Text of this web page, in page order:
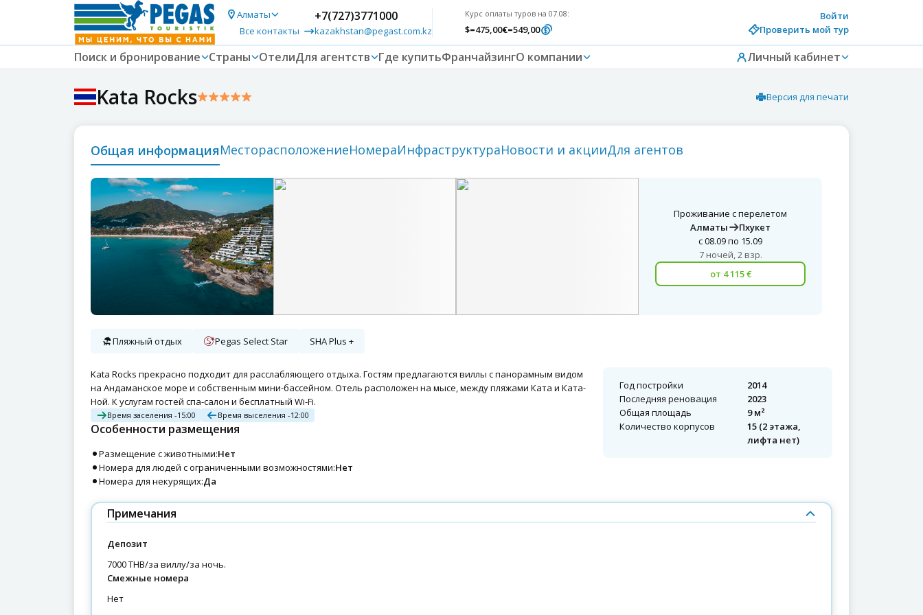
Алматы
Все контакты
+7(727)3771000
kazakhstan@pegast.com.kz
Курс оплаты туров на 07.08:
$=475,00€=549,00
Войти
Проверить мой тур
Поиск и бронирование Страны ОтелиДля агентств Где купитьФранчайзингО компании Личный кабинет
Kata Rocks Версия для печати
общая информация месторасположение номера инфраструктура новости и акции для агентов
Проживание с перелетом
Алматы
Пхукет
с 08.09 по 15.09
7 ночей, 2 взр.
от 4 115 €
Пляжный отдых Pegas Select Star SHA Plus +
Kata Rocks прекрасно подходит для расслабляющего отдыха. Гостям предлагаются виллы с панорамным видом
на Андаманское море и собственным мини-бассейном. Отель расположен на мысе, между пляжами Ката и Ката-
Ной. К услугам гостей спа-салон и бесплатный Wi-Fi.
Время заселения -15:00 Время выселения -12:00
Особенности размещения
Размещение с животными:Нет
Номера для людей с ограниченными возможностями:Нет
Номера для некурящих:Да
Год постройки
2014
Последняя реновация
2023
Общая площадь
9 м²
Количество корпусов
15 (2 этажа,
лифта нет)
Примечания
Депозит
7000 THB/за виллу/за ночь.
Смежные номера
нет